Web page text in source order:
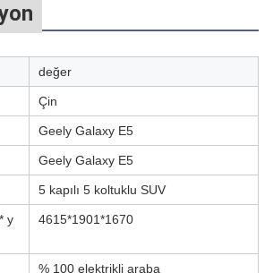
değer
Çin
Geely Galaxy E5
Geely Galaxy E5
5 kapılı 5 koltuklu SUV
y
4615*1901*1670
% 100 elektrikli araba